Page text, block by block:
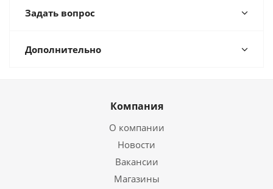
Задать вопрос
Дополнительно
Компания
О компании
Новости
Вакансии
Магазины